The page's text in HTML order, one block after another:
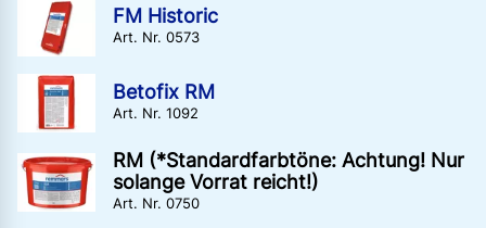
FM Historic
Art. Nr. 0573
Betofix RM
Art. Nr. 1092
RM (*Standardfarbtöne: Achtung! Nur
solange Vorrat reicht!)
Art. Nr. 0750